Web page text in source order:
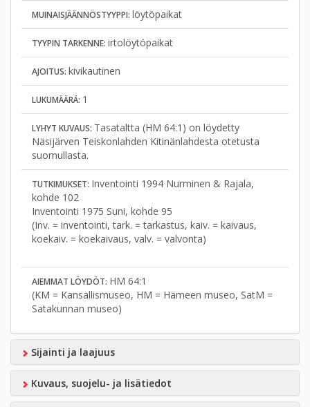
MUINAISJÄÄNNÖSTYYPPI: löytöpaikat
TYYPIN TARKENNE: irtolöytöpaikat
AJOITUS: kivikautinen
LUKUMÄÄRÄ: 1
LYHYT KUVAUS: Tasataltta (HM 64:1) on löydetty
Näsijärven Teiskonlahden Kitinänlahdesta otetusta
suomullasta.
TUTKIMUKSET: Inventointi 1994 Nurminen & Rajala,
kohde 102
Inventointi 1975 Suni, kohde 95
(Inv. = inventointi, tark. = tarkastus, kaiv. = kaivaus,
koekaiv. = koekaivaus, valv. = valvonta)
AIEMMAT LÖYDÖT: HM 64:1
(KM = Kansallismuseo, HM = Hämeen museo, SatM =
Satakunnan museo)
Sijainti ja laajuus
Kuvaus, suojelu- ja lisätiedot